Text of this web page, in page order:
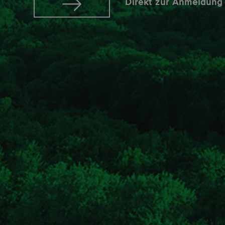
Direkt zur